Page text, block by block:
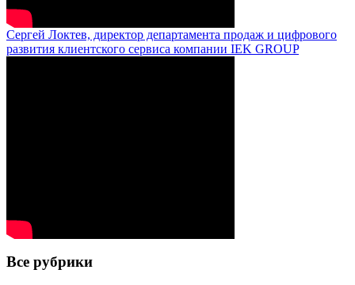
Сергей Локтев, директор департамента продаж и цифрового
развития клиентского сервиса компании IEK GROUP
Все рубрики